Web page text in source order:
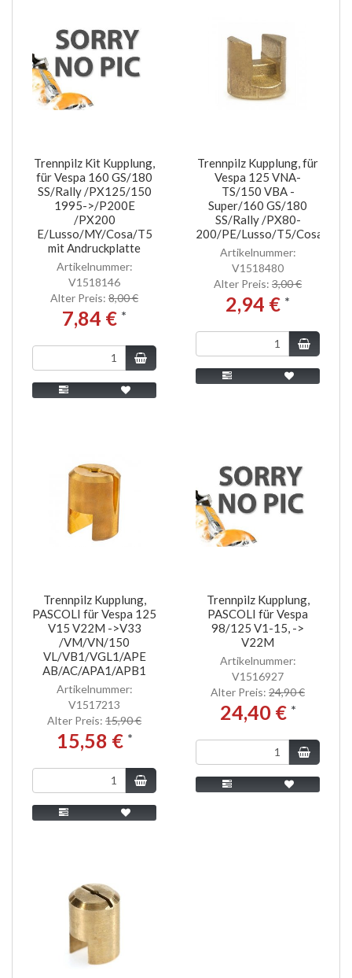
Trennpilz Kit Kupplung,
für Vespa 160 GS/180
SS/Rally /PX125/150
1995->/P200E
/PX200
E/Lusso/MY/Cosa/T5
mit Andruckplatte
Artikelnummer:
V1518146
Alter Preis: 8,00 €
7,84 € *
Trennpilz Kupplung, für
Vespa 125 VNA-
TS/150 VBA -
Super/160 GS/180
SS/Rally /PX80-
200/PE/Lusso/T5/Cosa
Artikelnummer:
V1518480
Alter Preis: 3,00 €
2,94 € *
Trennpilz Kupplung,
PASCOLI für Vespa 125
V15 V22M ->V33
/VM/VN/150
VL/VB1/VGL1/APE
AB/AC/APA1/APB1
Artikelnummer:
V1517213
Alter Preis: 15,90 €
15,58 € *
Trennpilz Kupplung,
PASCOLI für Vespa
98/125 V1-15, ->
V22M
Artikelnummer:
V1516927
Alter Preis: 24,90 €
24,40 € *